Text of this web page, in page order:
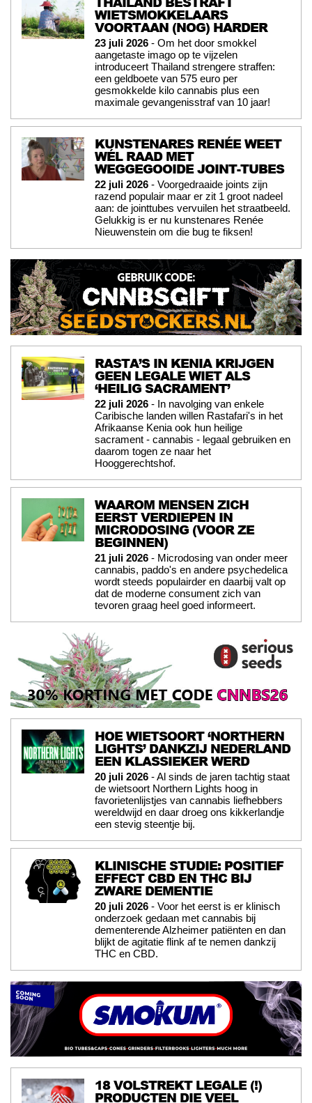
WIETSMOKKELAARS
VOORTAAN (NOG) HARDER
23 juli 2026 - Om het door smokkel
aangetaste imago op te vijzelen
introduceert Thailand strengere straffen:
een geldboete van 575 euro per
gesmokkelde kilo cannabis plus een
maximale gevangenisstraf van 10 jaar!
KUNSTENARES RENÉE WEET
WÉL RAAD MET
WEGGEGOOIDE JOINT-TUBES
22 juli 2026 - Voorgedraaide joints zijn
razend populair maar er zit 1 groot nadeel
aan: de jointtubes vervuilen het straatbeeld.
Gelukkig is er nu kunstenares Renée
Nieuwenstein om die bug te fiksen!
RASTA’S IN KENIA KRIJGEN
GEEN LEGALE WIET ALS
‘HEILIG SACRAMENT’
22 juli 2026 - In navolging van enkele
Caribische landen willen Rastafari's in het
Afrikaanse Kenia ook hun heilige
sacrament - cannabis - legaal gebruiken en
daarom togen ze naar het
Hooggerechtshof.
WAAROM MENSEN ZICH
EERST VERDIEPEN IN
MICRODOSING (VOOR ZE
BEGINNEN)
21 juli 2026 - Microdosing van onder meer
cannabis, paddo's en andere psychedelica
wordt steeds populairder en daarbij valt op
dat de moderne consument zich van
tevoren graag heel goed informeert.
HOE WIETSOORT ‘NORTHERN
LIGHTS’ DANKZIJ NEDERLAND
EEN KLASSIEKER WERD
20 juli 2026 - Al sinds de jaren tachtig staat
de wietsoort Northern Lights hoog in
favorietenlijstjes van cannabis liefhebbers
wereldwijd en daar droeg ons kikkerlandje
een stevig steentje bij.
KLINISCHE STUDIE: POSITIEF
EFFECT CBD EN THC BIJ
ZWARE DEMENTIE
20 juli 2026 - Voor het eerst is er klinisch
onderzoek gedaan met cannabis bij
dementerende Alzheimer patiënten en dan
blijkt de agitatie flink af te nemen dankzij
THC en CBD.
18 VOLSTREKT LEGALE (!)
PRODUCTEN DIE VEEL